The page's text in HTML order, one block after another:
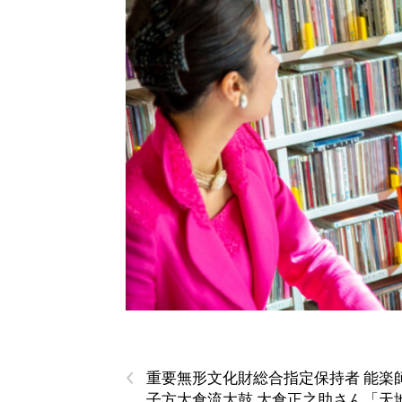
‹
重要無形文化財総合指定保持者 能楽